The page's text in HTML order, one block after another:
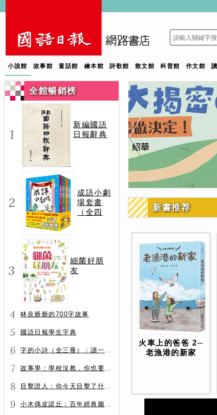
小說館 故事館 童話館 繪本館 詩歌館 散文館 科普館 作文館
全館暢銷榜
1
新編國語
日報辭典
2
成語小劇
場套書
（全四
3
細菌好朋
友
4 林良爺爺的700字故事
5 國語日報學生字典
6 字的小詩（全三冊）：讀一首詩，交一個字朋友（字字小宇宙+字字看心情+字字有意思）
7 故事學：學校沒教，你也要會的表達力
8 目擊證人：你今天目擊了什麼？
9 小木偶皮諾丘：百年經典圖文全譯版
新書推荐
火車上的爸爸 2─
老漁港的新家